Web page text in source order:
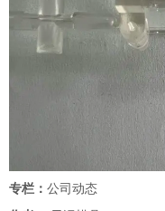
专栏： 公司动态